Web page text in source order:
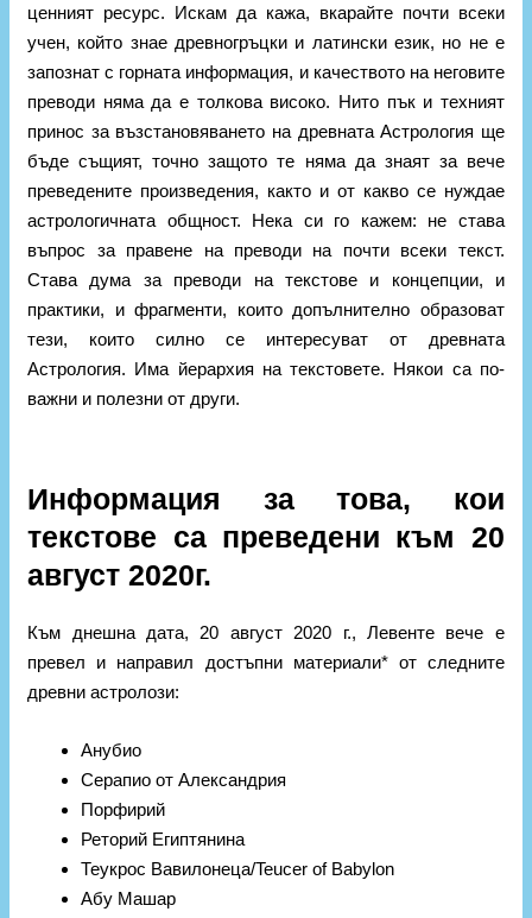
ценният ресурс. Искам да кажа, вкарайте почти всеки
учен, който знае древногръцки и латински език, но не е
запознат с горната информация, и качеството на неговите
преводи няма да е толкова високо. Нито пък и техният
принос за възстановяването на древната Астрология ще
бъде същият, точно защото те няма да знаят за вече
преведените произведения, както и от какво се нуждае
астрологичната общност. Нека си го кажем: не става
въпрос за правене на преводи на почти всеки текст.
Става дума за преводи на текстове и концепции, и
практики, и фрагменти, които допълнително образоват
тези, които силно се интересуват от древната
Астрология. Има йерархия на текстовете. Някои са по-
важни и полезни от други.
Информация за това, кои
текстове са преведени към 20
август 2020г.
Към днешна дата, 20 август 2020 г., Левенте вече е
превел и направил достъпни материали* от следните
древни астролози:
Анубио
Серапио от Александрия
Порфирий
Реторий Египтянина
Теукрос Вавилонеца/Teucer of Babylon
Абу Машар